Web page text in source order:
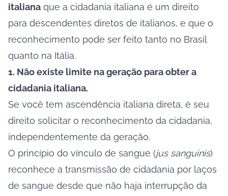
italiana que a cidadania italiana é um direito
para descendentes diretos de italianos, e que o
reconhecimento pode ser feito tanto no Brasil
quanto na Itália.
1. Não existe limite na geração para obter a
cidadania italiana.
Se você tem ascendência italiana direta, é seu
direito solicitar o reconhecimento da cidadania,
independentemente da geração.
O princípio do vínculo de sangue (jus sanguinis)
reconhece a transmissão de cidadania por laços
de sangue desde que não haja interrupção da